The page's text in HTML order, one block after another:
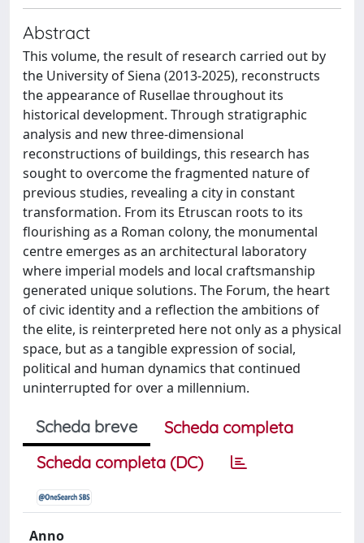
Abstract
This volume, the result of research carried out by
the University of Siena (2013-2025), reconstructs
the appearance of Rusellae throughout its
historical development. Through stratigraphic
analysis and new three-dimensional
reconstructions of buildings, this research has
sought to overcome the fragmented nature of
previous studies, revealing a city in constant
transformation. From its Etruscan roots to its
flourishing as a Roman colony, the monumental
centre emerges as an architectural laboratory
where imperial models and local craftsmanship
generated unique solutions. The Forum, the heart
of civic identity and a reflection the ambitions of
the elite, is reinterpreted here not only as a physical
space, but as a tangible expression of social,
political and human dynamics that continued
uninterrupted for over a millennium.
Scheda breve
Scheda completa
Scheda completa (DC)
Anno